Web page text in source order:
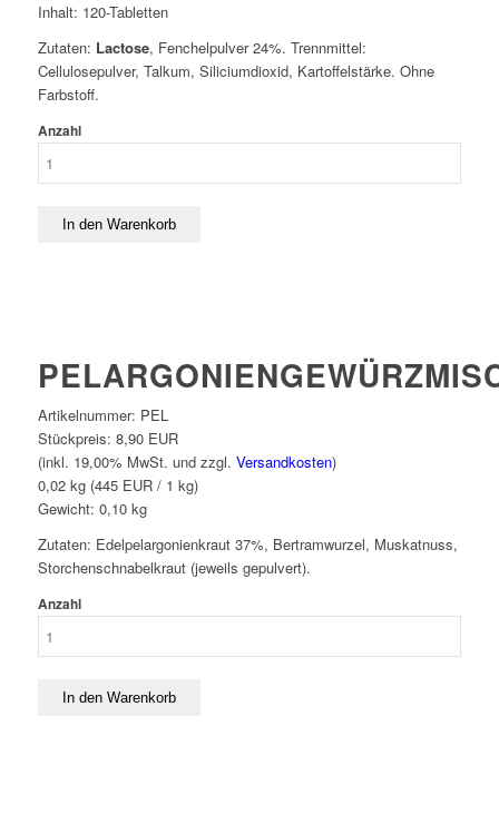
Inhalt: 120-Tabletten
Zutaten: Lactose, Fenchelpulver 24%. Trennmittel:
Cellulosepulver, Talkum, Siliciumdioxid, Kartoffelstärke. Ohne
Farbstoff.
Anzahl
Artikelnummer: PEL
Stückpreis: 8,90 EUR
(inkl. 19,00% MwSt. und zzgl. Versandkosten)
0,02 kg (445 EUR / 1 kg)
Gewicht: 0,10kg
Zutaten: Edelpelargonienkraut 37%, Bertramwurzel, Muskatnuss,
Storchenschnabelkraut (jeweils gepulvert).
Anzahl